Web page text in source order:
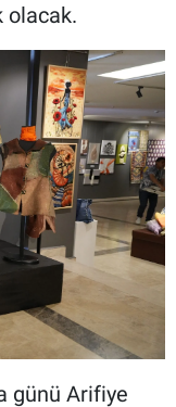
olacak.
günü Arifiye